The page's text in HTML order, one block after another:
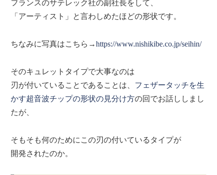
フランスのサテレック社の副社長をして、
「アーティスト」と言わしめたほどの形状です。
ちなみに写真はこちら→https://www.nishikibe.co.jp/seihin/
そのキュレットタイプで大事なのは
刃が付いていることであることは、 フェザータッチを生
かす超音波チップの形状の見分け方の回でお話ししまし
たが、
そもそも何のためにこの刃の付いているタイプが
開発されたのか。